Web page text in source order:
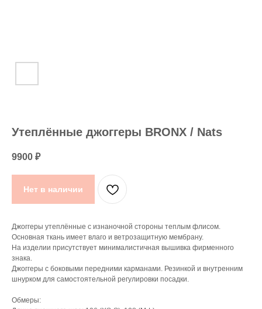
Утеплённые джоггеры BRONX / Nats
9900 ₽
Нет в наличии
Джоггеры утеплённые с изнаночной стороны теплым флисом.
Основная ткань имеет влаго и ветрозащитную мембрану.
На изделии присутствует минималистичная вышивка фирменного
знака.
Джоггеры с боковыми передними карманами. Резинкой и внутренним
шнурком для самостоятельной регулировки посадки.
Обмеры: